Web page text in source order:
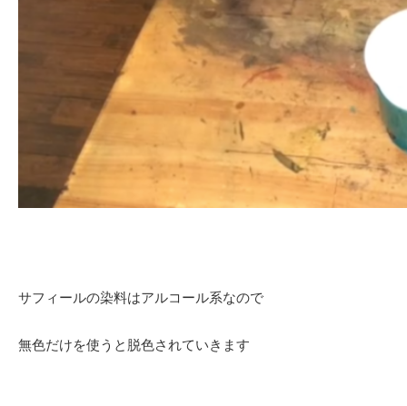
サフィールの染料はアルコール系なので
無色だけを使うと脱色されていきます